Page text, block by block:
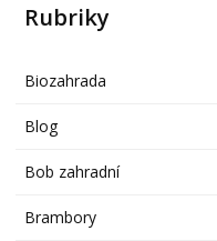
Rubriky
Biozahrada
Blog
Bob zahradní
Brambory